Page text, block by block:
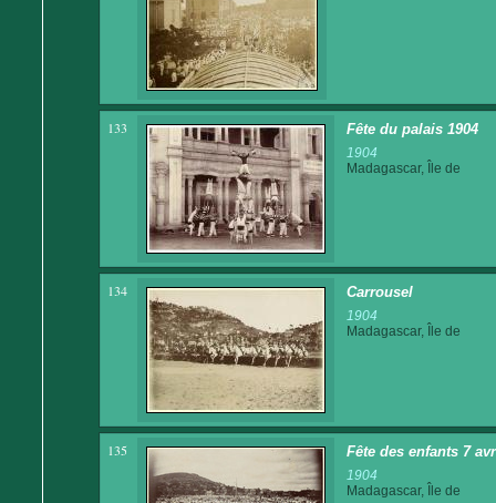
133 Fête du palais 1904
1904
Madagascar, Île de
134 Carrousel
1904
Madagascar, Île de
135 Fête des enfants 7
1904
Madagascar, Île de